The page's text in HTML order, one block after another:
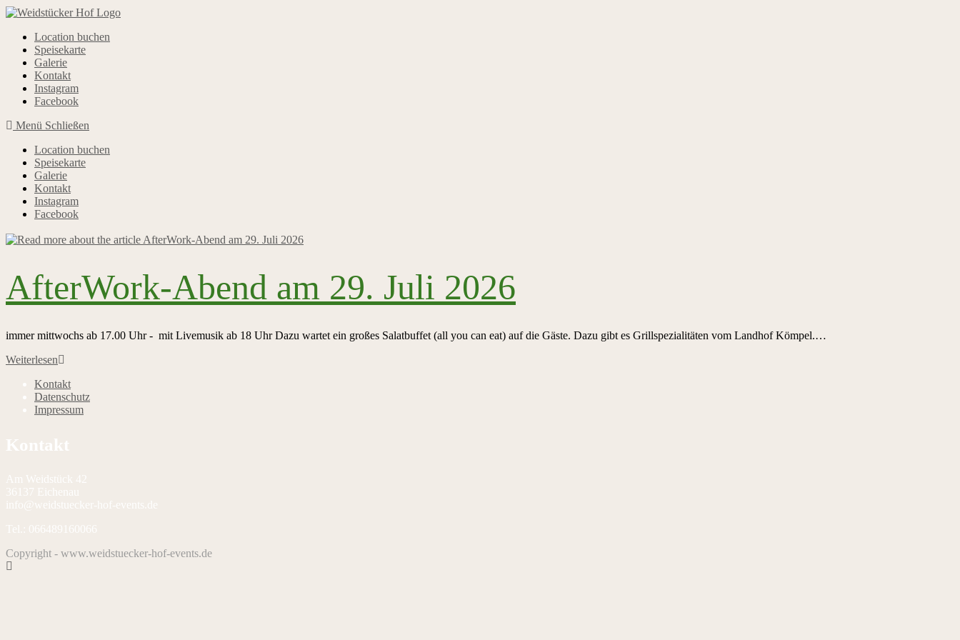
Zum
springenLocation buchen
Speisekarte
Galerie
Kontakt
Instagram
Facebook
Menü Schließen
Location buchen
Speisekarte
Galerie
Kontakt
Instagram
Facebook
AfterWork-Abend am 29. Juli 2026
immer mittwochs ab 17.00 Uhr - mit Livemusik ab 18 Uhr Dazu wartet ein großes Salatbuffet (all you can eat) auf die Gäste. Dazu gibt es Grillspezialitäten vom Landhof Kömpel.…
WeiterlesenAfterWork-
am
29.
Juli
Kontakt
Datenschutz
Impressum
Kontakt
Am Weidstück 42
36137 Eichenau
info@weidstuecker-hof-events.de
Tel.: 066489160066
Copyright - www.weidstuecker-hof-events.de